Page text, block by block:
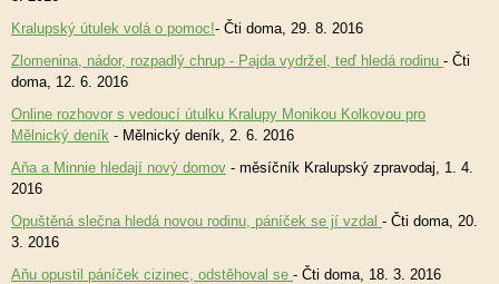
Kralupský útulek volá o pomoc!- Čti doma, 29. 8. 2016
Zlomenina, nádor, rozpadlý chrup - Pajda vydržel, teď hledá rodinu - Čti
doma, 12. 6. 2016
Online rozhovor s vedoucí útulku Kralupy Monikou Kolkovou pro
Mělnický deník - Mělnický deník, 2. 6. 2016
Aňa a Minnie hledají nový domov - měsíčník Kralupský zpravodaj, 1. 4.
2016
Opuštěná slečna hledá novou rodinu, páníček se jí vzdal - Čti doma, 20.
3. 2016
Aňu opustil páníček cizinec, odstěhoval se - Čti doma, 18. 3. 2016